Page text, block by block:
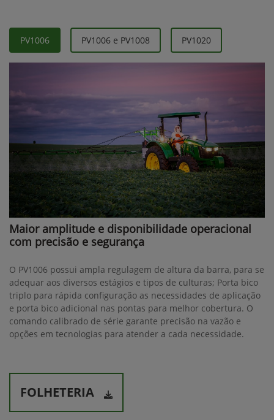
PV1006 PV1006 e PV1008 PV1020
Maior amplitude e disponibilidade operacional
com precisão e segurança
O PV1006 possui ampla regulagem de altura da barra, para se
adequar aos diversos estágios e tipos de culturas; Porta bico
triplo para rápida configuração as necessidades de aplicação
e porta bico adicional nas pontas para melhor cobertura. O
comando calibrado de série garante precisão na vazão e
opções em tecnologias para atender a cada necessidade.
FOLHETERIA